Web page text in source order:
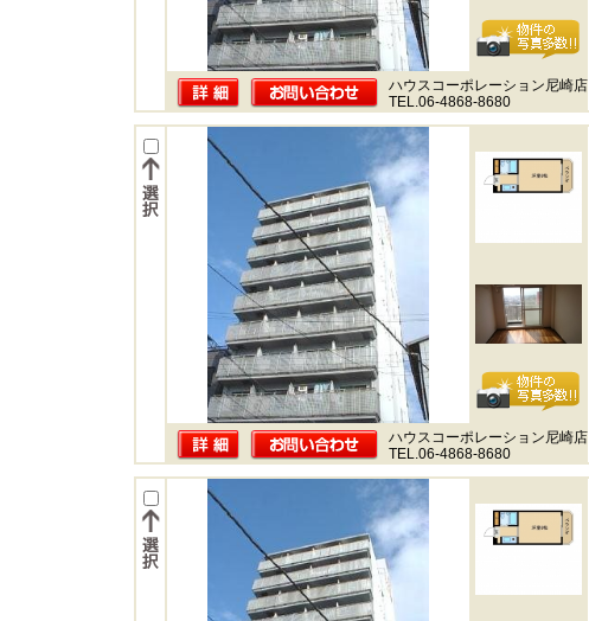
ハウスコーポレーション尼崎店
TEL.06-4868-8680
ハウスコーポレーション尼崎店
TEL.06-4868-8680